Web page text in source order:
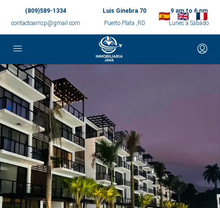
(809)589-1334
contactoamsp@gmail.com
Luis Ginebra 70
Puerto Plata ,RD
9 am to 6 pm
Lunes a Sábado